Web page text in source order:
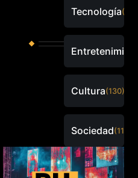
Tecnología
Cultura(130)
Sociedad(115)